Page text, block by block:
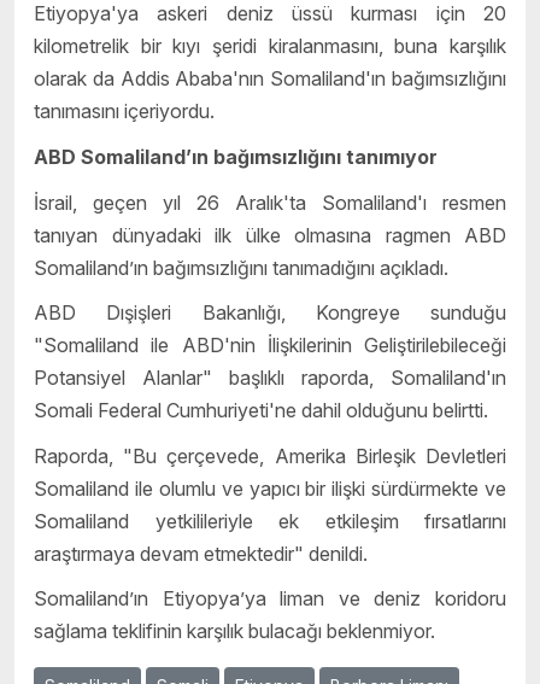
Etiyopya'ya askeri deniz üssü kurması için 20
kilometrelik bir kıyı şeridi kiralanmasını, buna karşılık
olarak da Addis Ababa'nın Somaliland'ın bağımsızlığını
tanımasını içeriyordu.
ABD Somaliland’ın bağımsızlığını tanımıyor
İsrail, geçen yıl 26 Aralık'ta Somaliland'ı resmen
tanıyan dünyadaki ilk ülke olmasına ragmen ABD
Somaliland’ın bağımsızlığını tanımadığını açıkladı.
ABD Dışişleri Bakanlığı, Kongreye sunduğu
"Somaliland ile ABD'nin İlişkilerinin Geliştirilebileceği
Potansiyel Alanlar" başlıklı raporda, Somaliland'ın
Somali Federal Cumhuriyeti'ne dahil olduğunu belirtti.
Raporda, "Bu çerçevede, Amerika Birleşik Devletleri
Somaliland ile olumlu ve yapıcı bir ilişki sürdürmekte ve
Somaliland yetkilileriyle ek etkileşim fırsatlarını
araştırmaya devam etmektedir" denildi.
Somaliland’ın Etiyopya’ya liman ve deniz koridoru
sağlama teklifinin karşılık bulacağı beklenmiyor.